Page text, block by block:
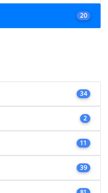
20
34
2
11
39